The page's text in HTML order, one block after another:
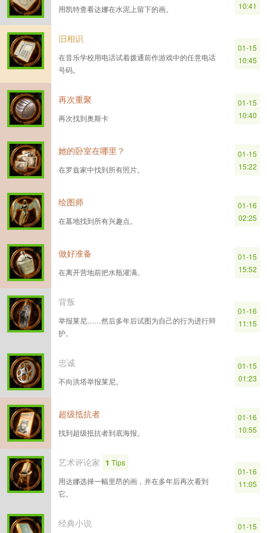
用凯特查看达娜在水泥上留下的画。
10:41
旧相识
在音乐学校用电话试着拨通前作游戏中的任意电话
号码。
01-15
10:45
再次重聚
再次找到奥斯卡
01-15
10:40
她的卧室在哪里？
在罗兹家中找到所有照片。
01-15
15:22
绘图师
在墓地找到所有兴趣点。
01-16
02:25
做好准备
在离开营地前把水瓶灌满。
01-15
15:52
背叛
举报莱尼……然后多年后试图为自己的行为进行辩
护。
01-16
11:15
忠诚
不向洪塔举报莱尼。
01-15
01:23
超级抵抗者
找到超级抵抗者到底海报。
01-16
10:55
艺术评论家 1 Tips
用达娜选择一幅里昂的画，并在多年后再次看到
它。
01-16
11:05
经典小说
01-15